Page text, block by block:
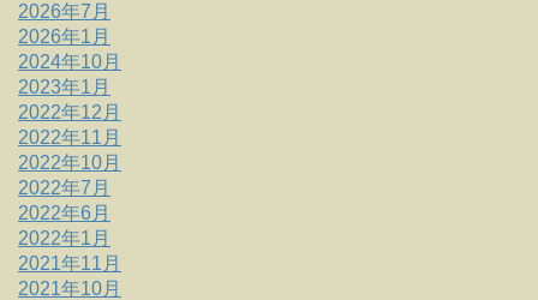
2026年7月
2026年1月
2024年10月
2023年1月
2022年12月
2022年11月
2022年10月
2022年7月
2022年6月
2022年1月
2021年11月
2021年10月